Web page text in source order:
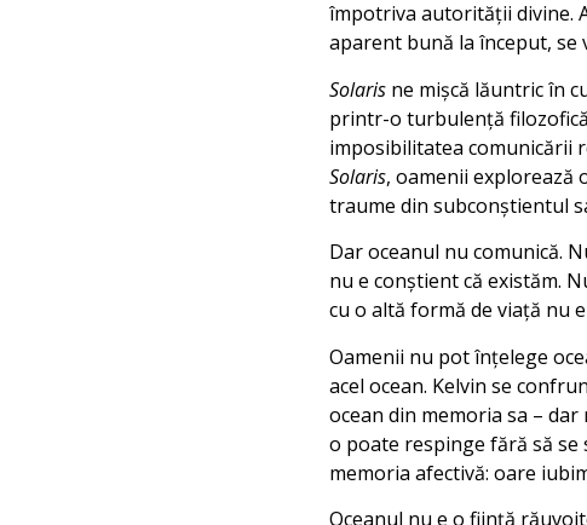
împotriva autorităţii divine.
aparent bună la început,
Solaris ne mişcă lăuntric în
printr-o turbulenţă
imposibilitatea comunicării
Solaris, oamenii explorează
traume din subconştientul
Dar oceanul nu comunică.
nu e conştient că existăm.
cu o altă formă de viaţă nu
Oamenii nu pot înţelege
acel ocean. Kelvin se
ocean din memoria sa –
o poate respinge fără să
memoria afectivă: oare
Oceanul nu e o fiinţă